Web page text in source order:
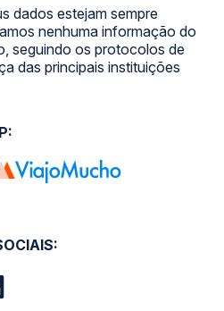
dados estejam sempre
nenhuma informação do
seguindo os protocolos de
das principais instituições